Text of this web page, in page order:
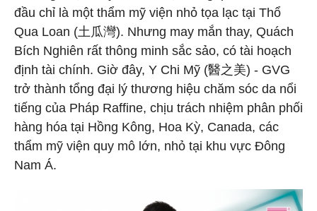
đầu chỉ là một thẩm mỹ viện nhỏ tọa lạc tại Thổ
Qua Loan (土瓜灣). Nhưng may mắn thay, Quách
Bích Nghiên rất thông minh sắc sảo, có tài hoạch
định tài chính. Giờ đây, Y Chi Mỹ (醫之美) - GVG
trở thành tổng đại lý thương hiệu chăm sóc da nổi
tiếng của Pháp Raffine, chịu trách nhiệm phân phối
hàng hóa tại Hồng Kông, Hoa Kỳ, Canada, các
thẩm mỹ viện quy mô lớn, nhỏ tại khu vực Đông
Nam Á.